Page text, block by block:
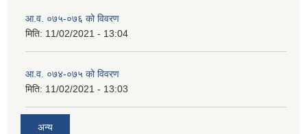
आ.व. ०७५-०७६ को विवरण
मिति: 11/02/2021 - 13:04
आ.व. ०७४-०७५ को विवरण
मिति: 11/02/2021 - 13:03
अन्य